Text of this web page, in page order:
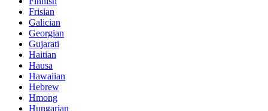
Frisian
Galician
Georgian
Gujarati
Haitian
Hausa
Hawaiian
Hebrew
Hmong
Hungarian